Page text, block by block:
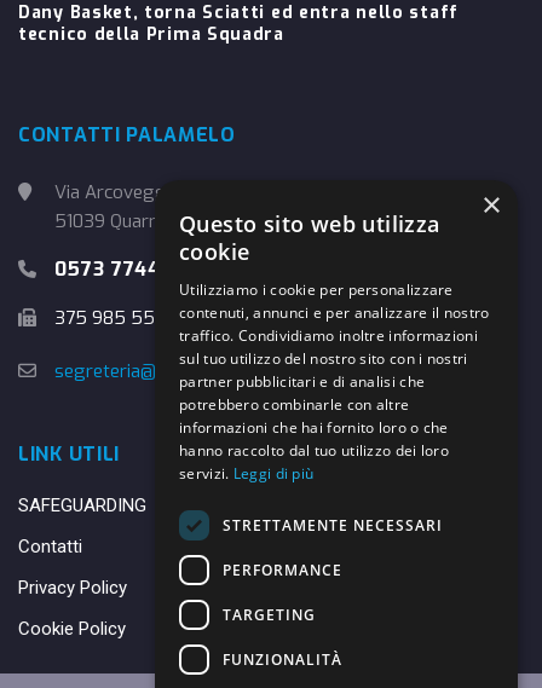
Dany Basket, torna Sciatti ed entra nello staff
tecnico della Prima Squadra
CONTATTI PALAMELO
Via Arcoveggio, 4
51039 Quarrata (PT)
0573 774457
375 985 5526
segreteria@danybasket.it
LINK UTILI
SAFEGUARDING
Contatti
Privacy Policy
Cookie Policy
×
Questo sito web utilizza
cookie
Utilizziamo i cookie per personalizzare
contenuti, annunci e per analizzare il nostro
traffico. Condividiamo inoltre informazioni
sul tuo utilizzo del nostro sito con i nostri
partner pubblicitari e di analisi che
potrebbero combinarle con altre
informazioni che hai fornito loro o che
hanno raccolto dal tuo utilizzo dei loro
servizi. Leggi di più
STRETTAMENTE NECESSARI
PERFORMANCE
TARGETING
FUNZIONALITÀ